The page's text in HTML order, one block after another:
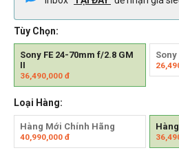
Tùy Chọn:
Sony FE 24-70mm f/2.8 GM
II
36,490,000 đ
Sony
Loại Hàng:
Hàng Mới Chính Hãng
40,990,000 đ